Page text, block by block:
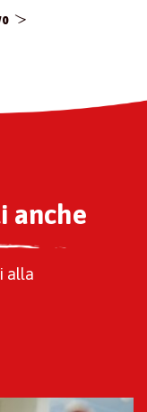
anche
alla